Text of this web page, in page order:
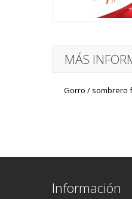
MÁS
Gorro / sombrero
Información